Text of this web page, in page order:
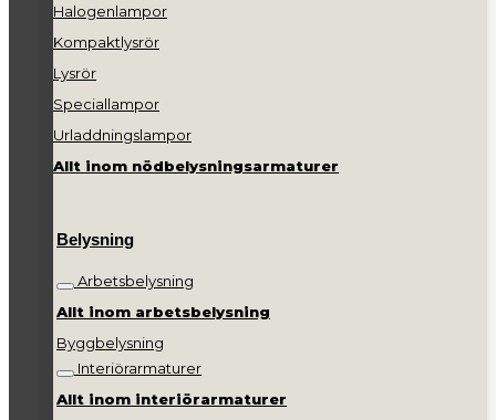
Halogenlampor
Kompaktlysrör
Lysrör
Speciallampor
Urladdningslampor
Allt inom nödbelysningsarmaturer
Belysning
Arbetsbelysning
Allt inom arbetsbelysning
Byggbelysning
Interiörarmaturer
Allt inom interiörarmaturer